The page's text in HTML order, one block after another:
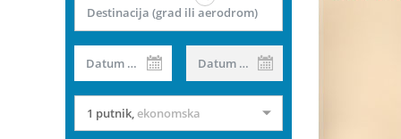
Destinacija (grad ili aerodrom)
Datum od Datum do
1 putnik,ekonomska